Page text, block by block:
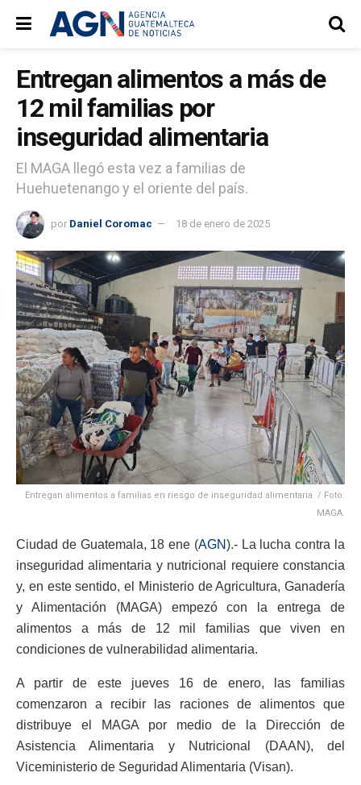
Entregan alimentos a más de
12 mil familias por
inseguridad alimentaria
El MAGA llegó esta vez a familias de
Huehuetenango y el oriente del país.
por Daniel Coromac 18 de enero de 2025
Entregan alimentos a familias en riesgo de inseguridad alimentaria. / Foto:
MAGA.
Ciudad de Guatemala, 18 ene (AGN ).- La lucha contra la
inseguridad alimentaria y nutricional requiere constancia
y, en este sentido, el Ministerio de Agricultura, Ganadería
y Alimentación (MAGA) empezó con la entrega de
alimentos a más de 12 mil familias que viven en
condiciones de vulnerabilidad alimentaria.
A partir de este jueves 16 de enero, las familias
comenzaron a recibir las raciones de alimentos que
distribuye el MAGA por medio de la Dirección de
Asistencia Alimentaria y Nutricional (DAAN), del
Viceministerio de Seguridad Alimentaria (Visan).